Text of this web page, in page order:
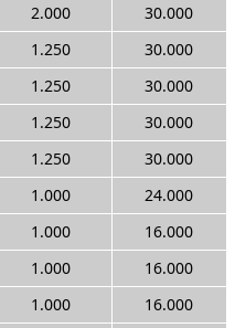
2.000
30.000
1.250
30.000
1.250
30.000
1.250
30.000
1.250
30.000
1.000
24.000
1.000
16.000
1.000
16.000
1.000
16.000